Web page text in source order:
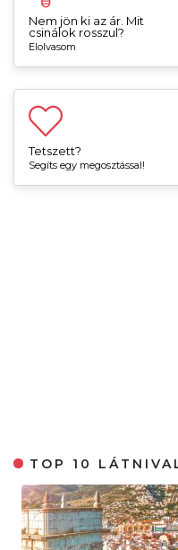
Nem jön ki az ár. Mit
csinálok rosszul?
Elolvasom
Tetszett?
Segíts egy megosztással!
TOP 10